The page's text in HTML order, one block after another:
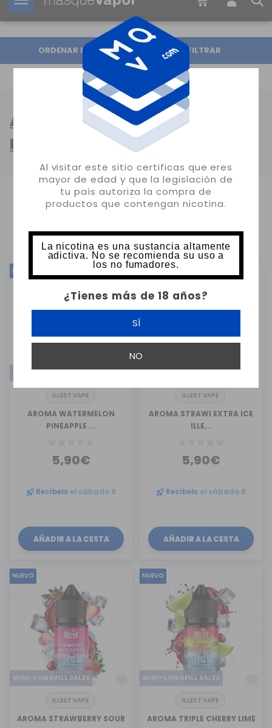
Al visitar este sitio certificas que eres
mayor de edad y que la legislación de
tu país autoriza la compra de
productos que contengan nicotina.
La nicotina es una sustancia altamente
adictiva. No se recomienda su uso a
los no fumadores.
¿Tienes más de 18 años?
SÍ
NO
Tu pedido puede ser enviado en 51m:
ORDENAR POR FILTRAR
AROMAS MINILONGFILL
FRESCOR
MOSTRANDO 1-24 DE 176 ARTÍCULO(S)
1 2 3 … 8
NUEVO
MINI-LONGFILL SALES
ILLEST VAPE
AROMA WATERMELON
PINEAPPLE ...
5,90€
Recíbelo el sábado 8
AÑADIR A LA CESTA
NUEVO
MINI-LONGFILL SALES
ILLEST VAPE
AROMA STRAWI EXTRA ICE
ILLE...
5,90€
Recíbelo el sábado 8
AÑADIR A LA CESTA
NUEVO
MINI-LONGFILL SALES
ILLEST VAPE
AROMA STRAWBERRY SOUR
NUEVO
MINI-LONGFILL SALES
ILLEST VAPE
AROMA TRIPLE CHERRY LIME